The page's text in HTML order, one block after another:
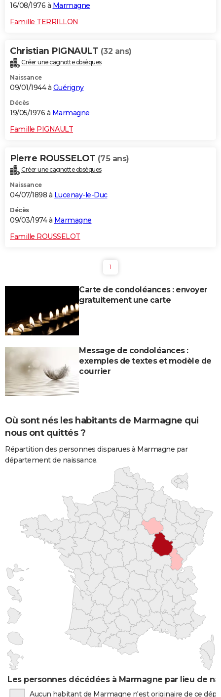
16/08/1976 à Marmagne
Famille TERRILLON
Christian PIGNAULT (32 ans)
Créer une cagnotte obsèques
Naissance
09/01/1944 à Guérigny
Décès
19/05/1976 à Marmagne
Famille PIGNAULT
Pierre ROUSSELOT (75 ans)
Créer une cagnotte obsèques
Naissance
04/07/1898 à Lucenay-le-Duc
Décès
09/03/1974 à Marmagne
Famille ROUSSELOT
1
Carte de condoléances : envoyer
gratuitement une carte
Message de condoléances :
exemples de textes et modèle de
courrier
Où sont nés les habitants de Marmagne qui
nous ont quittés ?
Répartition des personnes disparues à Marmagne par
département de naissance.
Les personnes décédées à Marmagne par lieu de
Aucun habitant de Marmagne n'est originaire de ce